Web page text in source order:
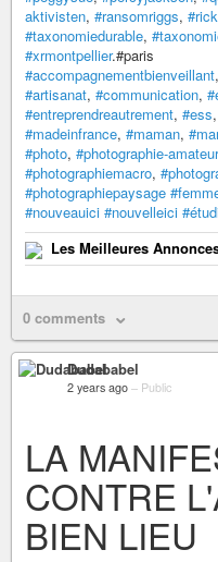
aktivisten, #ransomriggs,
#taxonomiedurable,
#xrmontpellier.#paris
#accompagnementbienveillant,
#artisanat, #communication,
#entreprendreautrement, #ess,
#madeinfrance, #maman,
#photo, #photographie-amateur
#photographiemacro,
#photographiepaysage
#nouveauici #nouvelleici
Les Meilleures
0 comments
Dudababel
2 years ago – Public
LA
CONTRE
BIEN LIEU